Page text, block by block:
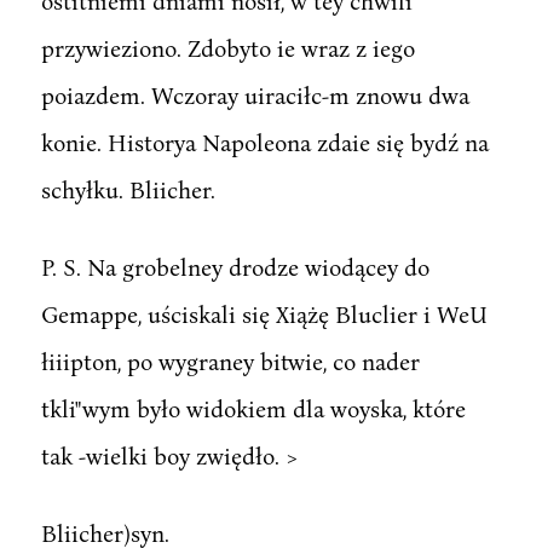
przywieziono. Zdobyto ie wraz z iego
poiazdem. Wczoray uiraciłc-m znowu dwa
konie. Historya Napoleona zdaie się bydź na
schyłku. Bliicher.
P. S. Na grobelney drodze wiodącey do
Gemappe, uściskali się Xiążę Bluclier i WeU
łiiipton, po wygraney bitwie, co nader
tkli"wym było widokiem dla woyska, które
tak -wielki boy zwiędło. >
Bliicher)syn.